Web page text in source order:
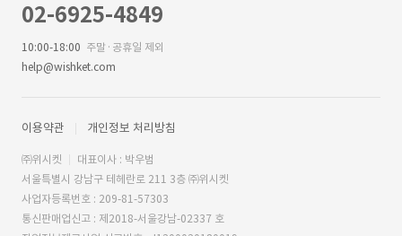
02-6925-4849
10:00-18:00 주말·공휴일 제외
help@wishket.com
이용약관 개인정보 처리방침
㈜위시켓
대표이사 : 박우범
서울특별시 강남구 테헤란로 211 3층 ㈜위시켓
사업자등록번호 : 209-81-57303
통신판매업신고 : 제2018-서울강남-02337 호